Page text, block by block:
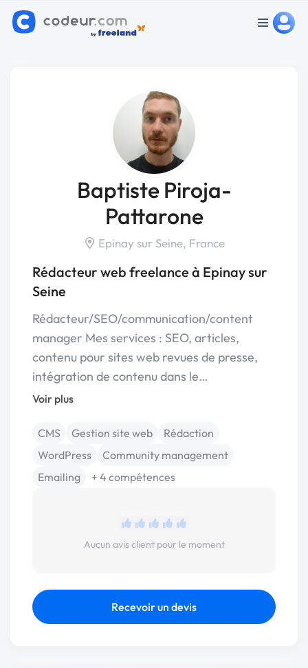
Baptiste Piroja-
Pattarone
Epinay sur Seine, France
Rédacteur web freelance à Epinay sur
Seine
Rédacteur/SEO/communication/content
manager Mes services : SEO, articles,
contenu pour sites web revues de presse,
intégration de contenu dans le…
Voir plus
CMS Gestion site web
Rédaction
WordPress
Community management
Emailing
+ 4 compétences
Aucun avis client pour le moment
Recevoir un devis